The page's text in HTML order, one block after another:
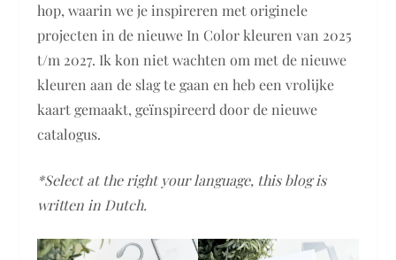
hop, waarin we je inspireren met originele
projecten in de nieuwe In Color kleuren van 2025
t/m 2027. Ik kon niet wachten om met de nieuwe
kleuren aan de slag te gaan en heb een vrolijke
kaart gemaakt, geïnspireerd door de nieuwe
catalogus.
*Select at the right your language, this blog is
written in Dutch.